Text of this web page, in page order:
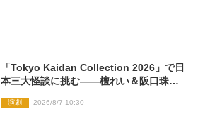
「Tokyo Kaidan Collection 2026」で日
本三大怪談に挑む――檀れい＆阪口珠美
演劇 2026/8/7 10:30